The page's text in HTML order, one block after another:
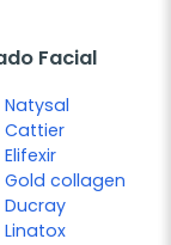
Facial
Natysal
Cattier
Elifexir
Gold collagen
Ducray
Linatox